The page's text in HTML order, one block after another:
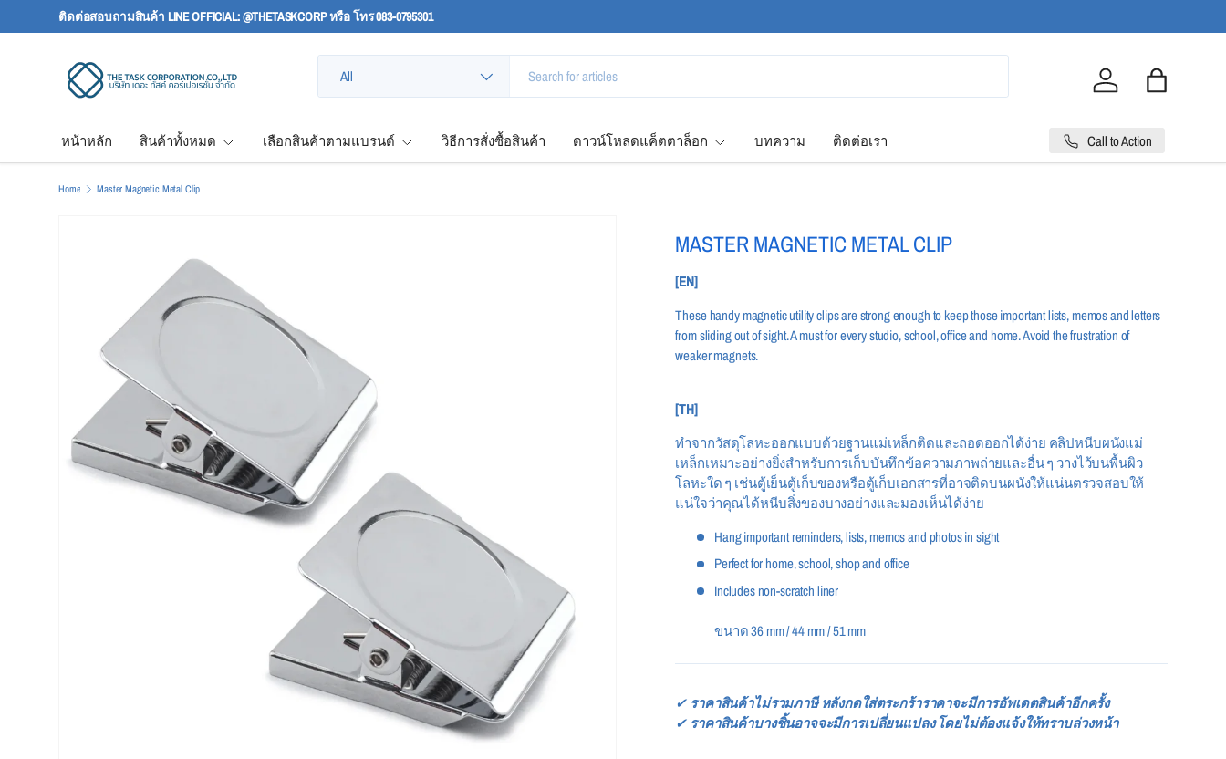
SKIP TO CONTENT
ติดต่อสอบถามสินค้า LINE OFFICIAL: @THETASKCORP หรือ โทร 083-0795301
All
Log in Bag
หน้าหลัก สินค้าทั้งหมด เลือกสินค้าตามแบรนด์ วิธีการสั่งซื้อสินค้า ดาวน์โหลดแค็ตตาล็อก บทความ ติดต่อเรา Call to Action
Home Master Magnetic Metal Clip
MASTER MAGNETIC METAL CLIP
[EN]
These handy magnetic utility clips are strong enough to keep those important lists, memos and letters
from sliding out of sight. A must for every studio, school, office and home. Avoid the frustration of
weaker magnets.
[TH]
ทำจากวัสดุโลหะออกแบบด้วยฐานแม่เหล็กติดและถอดออกได้ง่าย คลิปหนีบผนังแม่
เหล็กเหมาะอย่างยิ่งสำหรับการเก็บบันทึกข้อความภาพถ่ายและอื่น ๆ วางไว้บนพื้นผิว
โลหะใด ๆ เช่นตู้เย็นตู้เก็บของหรือตู้เก็บเอกสารที่อาจติดบนผนังให้แน่นตรวจสอบให้
แน่ใจว่าคุณได้หนีบสิ่งของบางอย่างและมองเห็นได้ง่าย
Hang important reminders, lists, memos and photos in sight
Perfect for home, school, shop and office
Includes non-scratch liner
ขนาด 36 mm / 44 mm / 51 mm
✔ ราคาสินค้าไม่รวมภาษี หลังกดใส่ตระกร้าราคาจะมีการอัพเดตสินค้าอีกครั้ง
✔ ราคาสินค้าบางชิ้นอาจจะมีการเปลี่ยนแปลง โดยไม่ต้องแจ้งให้ทราบล่วงหน้า